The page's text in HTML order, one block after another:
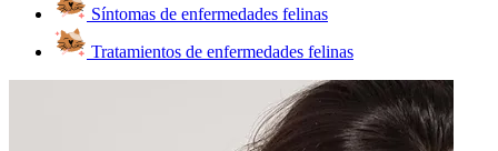
Síntomas de enfermedades felinas
Tratamientos de enfermedades felinas